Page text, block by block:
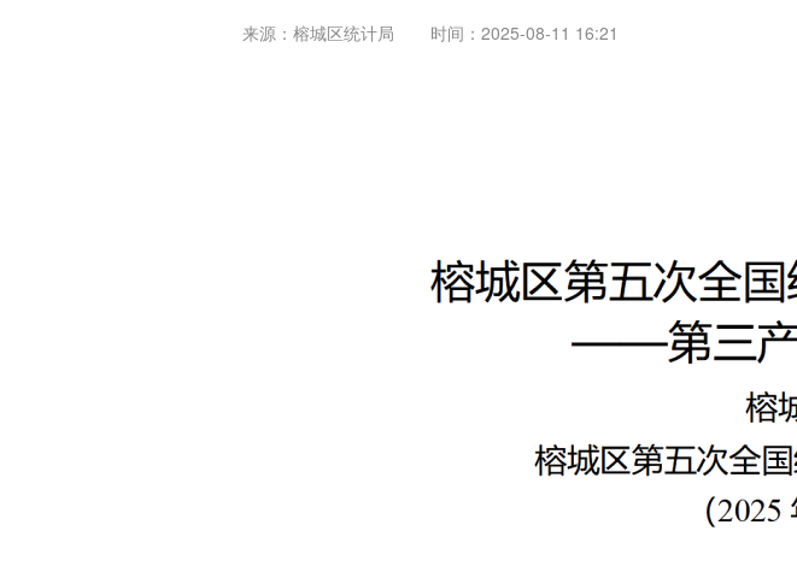
来源：榕城区统计局 时间：2025-08-11 16:21